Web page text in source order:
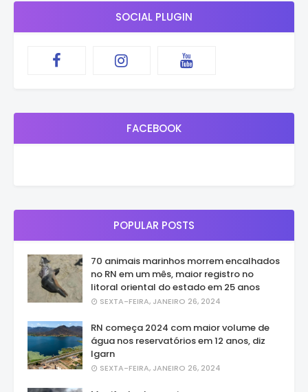
SOCIAL PLUGIN
FACEBOOK
POPULAR POSTS
70 animais marinhos morrem encalhados
no RN em um mês, maior registro no
litoral oriental do estado em 25 anos
SEXTA-FEIRA, JANEIRO 26, 2024
RN começa 2024 com maior volume de
água nos reservatórios em 12 anos, diz
Igarn
SEXTA-FEIRA, JANEIRO 26, 2024